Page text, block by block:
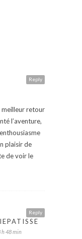
Reply
meilleur retour
l’aventure,
plaisir de
de voir le
Reply
h 48 min